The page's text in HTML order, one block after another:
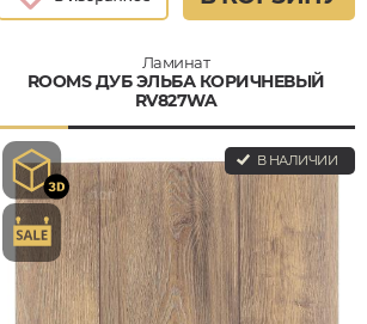
Ламинат
ROOMS ДУБ ЭЛЬБА КОРИЧНЕВЫЙ
RV827WA
В НАЛИЧИИ